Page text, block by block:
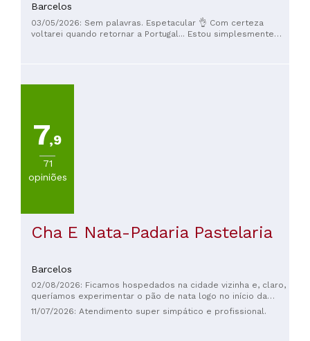
Barcelos
03/05/2026: Sem palavras. Espetacular 👌 Com certeza
voltarei quando retornar a Portugal... Estou simplesmente
7,9
71
opiniões
Cha E Nata-Padaria Pastelaria
Barcelos
02/08/2026: Ficamos hospedados na cidade vizinha e, claro,
queríamos experimentar o pão de nata logo no início da
nossa viagem a Portugal. Estavam fantásticos. O meu filho
experimentou pão de nata pela primeira vez e adorou! A
11/07/2026: Atendimento super simpático e profissional.